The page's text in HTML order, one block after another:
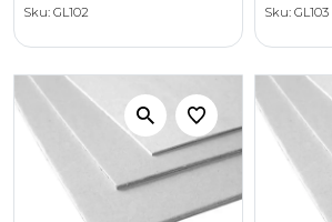
Sku: GL102 Sku: GL103